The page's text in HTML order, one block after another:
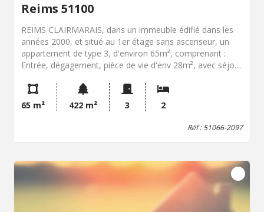
Reims 51100
REIMS CLAIRMARAIS, dans un immeuble édifié dans les
années 2000, et situé au 1er étage sans ascenseur, un
appartement de type 3, d'environ 65m², comprenant :
Entrée, dégagement, pièce de vie d'env 28m², avec séjour
donnant chacune sur un patio privatif, une salle de
douche et WC indépendants. - Chauffage individuel
électrique - Double vitrage PVC / Volets roulants
électriques Copropriété: 20 lots, dont 13 lots principaux.
communes, assurance immeuble, charges du syndic
professionnel). Pas de procédure en cours. " Les
informations sur les risques auxquels ce bien est exposé
sont disponibles sur le site Géorisques :
https://www.georisques.gouv.fr" Contact et
65 m² 422 m² 3 2
Réf : 51066-2097